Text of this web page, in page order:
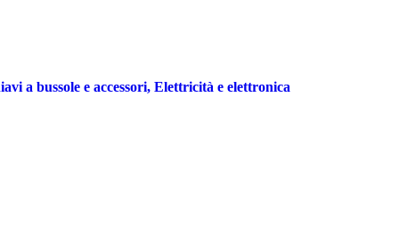
a bussole e accessori, Elettricità e elettronica